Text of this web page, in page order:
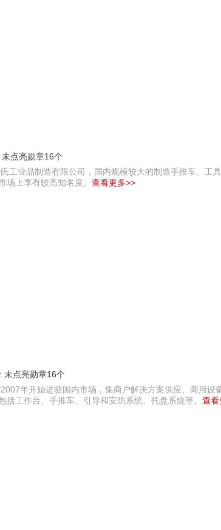
未点亮勋章16个
工业品制造有限公司，国内规模较大的制造手推车、工
场上享有较高知名度。 查看更多>>
未点亮勋章16个
年开始进驻国内市场，集商户解决方案供应、商用设
工作台、手推车、引导和安防系统、托盘系统等。 查看